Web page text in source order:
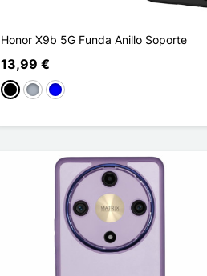
Honor X9b 5G Funda Anillo Soporte
13,99 €
NegroGris Azul